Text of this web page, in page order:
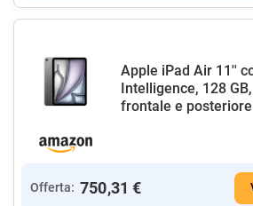
Apple iPad Air 11''
Intelligence, 128
frontale e
Offerta: 750,31 €